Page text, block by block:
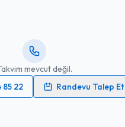
mevcut değil.
85 22
Randevu Talep Et